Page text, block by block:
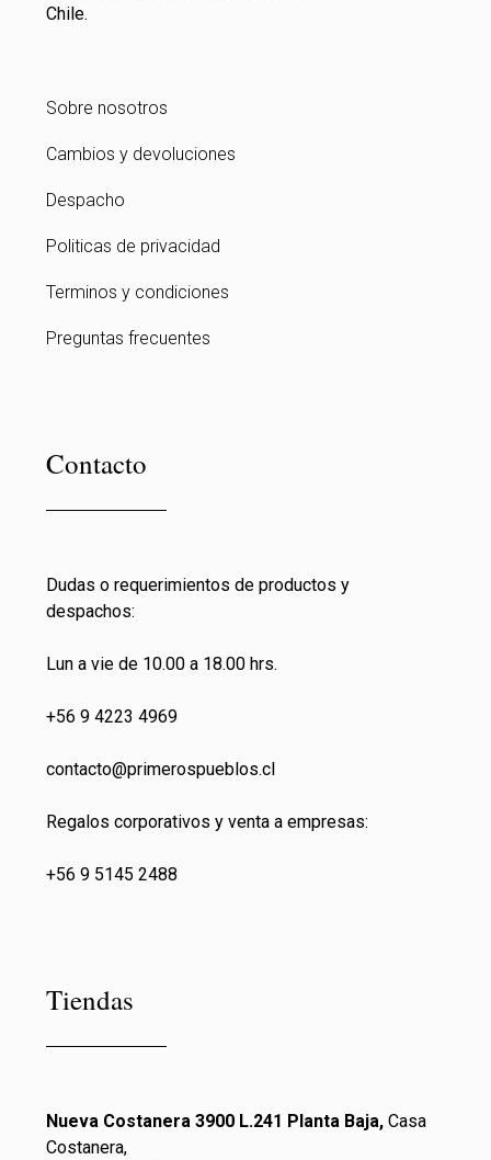
Chile.
Sobre nosotros
Cambios y devoluciones
Despacho
Politicas de privacidad
Terminos y condiciones
Preguntas frecuentes
Contacto
Dudas o requerimientos de productos y
despachos:
Lun a vie de 10.00 a 18.00 hrs.
+56 9 4223 4969
contacto@primerospueblos.cl
Regalos corporativos y venta a empresas:
+56 9 5145 2488
Tiendas
Nueva Costanera 3900 L.241 Planta Baja, Casa
Costanera,